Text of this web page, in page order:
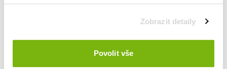
Zobrazit detaily
Povolit vše